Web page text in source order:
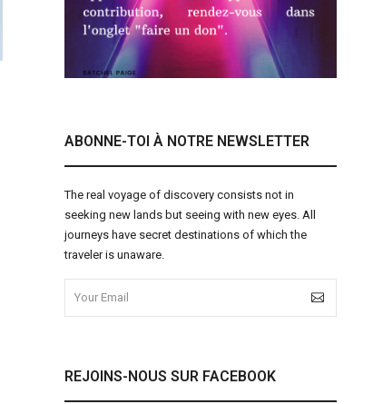
ABONNE-TOI À NOTRE NEWSLETTER
The real voyage of discovery consists not in
seeking new lands but seeing with new eyes. All
journeys have secret destinations of which the
traveler is unaware.
REJOINS-NOUS SUR FACEBOOK